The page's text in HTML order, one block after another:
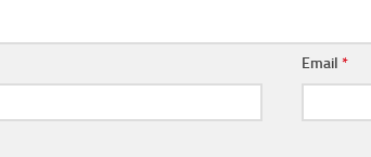
Email*